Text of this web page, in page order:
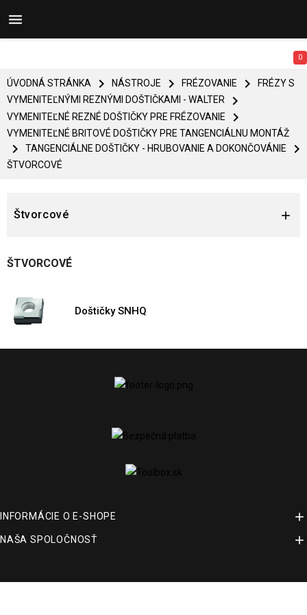

0
ÚVODNÁ STRÁNKA  NÁSTROJE  FRÉZOVANIE 
FRÉZY S
VYMENITEĽNÝMI REZNÝMI DOŠTIČKAMI - WALTER

VYMENITEĽNÉ REZNÉ DOŠTIČKY PRE FRÉZOVANIE 
VYMENITEĽNÉ BRITOVÉ DOŠTIČKY PRE TANGENCIÁLNU MONTÁŽ
 TANGENCIÁLNE DOŠTIČKY - HRUBOVANIE A DOKONČOVÁNIE 
ŠTVORCOVÉ
Štvorcové 
ŠTVORCOVÉ
Doštičky SNHQ
INFORMÁCIE O E-SHOPE 
NAŠA SPOLOČNOSŤ 